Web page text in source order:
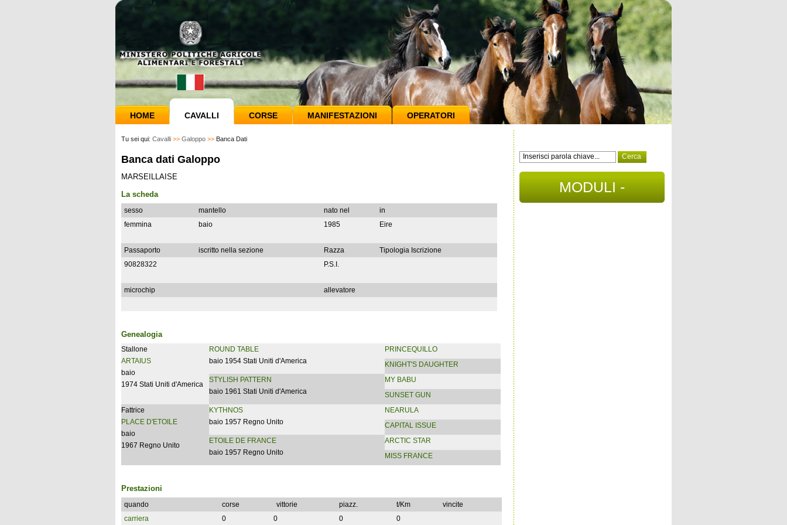
HOME CAVALLI CORSE MANIFESTAZIONI OPERATORI
Tu sei qui: Cavalli >> Galoppo >> Banca Dati
Banca dati Galoppo
MARSEILLAISE
La scheda
sesso mantello nato nel
in
femmina
baio 1985 Eire
Passaporto iscritto nella sezione Razza
Tipologia Iscrizione
90828322
P.S.I.
microchip allevatore
Genealogia
Stallone
ARTAIUS
baio
1974 Stati Uniti d'America
ROUND TABLE
baio 1954 Stati Uniti d'America
STYLISH PATTERN
baio 1961 Stati Uniti d'America
PRINCEQUILLO
KNIGHT'S DAUGHTER
MY BABU
SUNSET GUN
Fattrice
PLACE D'ETOILE
baio
1967 Regno Unito
KYTHNOS
baio 1957 Regno Unito
ETOILE DE FRANCE
baio 1957 Regno Unito
NEARULA
CAPITAL ISSUE
ARCTIC STAR
MISS FRANCE
Prestazioni
quando corse vittorie piazz. t/Km
vincite
carriera
0 0 0 0
MODULI -